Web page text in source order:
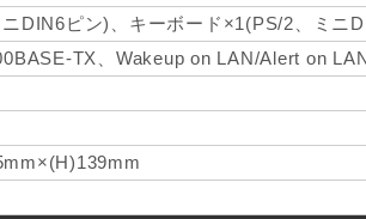
DIN6ピン)、キーボード×1(PS/2、ミニ
TX、Wakeup on LAN/Alert on